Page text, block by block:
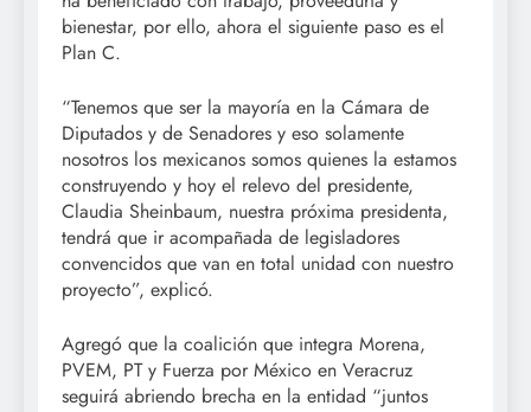
bienestar, por ello, ahora el siguiente paso es el
Plan C.
“Tenemos que ser la mayoría en la Cámara de
Diputados y de Senadores y eso solamente
nosotros los mexicanos somos quienes la estamos
construyendo y hoy el relevo del presidente,
Claudia Sheinbaum, nuestra próxima presidenta,
tendrá que ir acompañada de legisladores
convencidos que van en total unidad con nuestro
proyecto”, explicó.
Agregó que la coalición que integra Morena,
PVEM, PT y Fuerza por México en Veracruz
seguirá abriendo brecha en la entidad “juntos